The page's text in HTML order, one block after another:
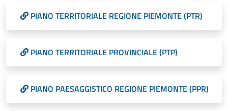
PIANO TERRITORIALE REGIONE PIEMONTE (PTR)
PIANO TERRITORIALE PROVINCIALE (PTP)
PIANO PAESAGGISTICO REGIONE PIEMONTE (PPR)